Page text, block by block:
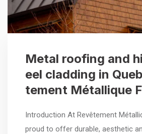
Metal roofing and
eel cladding in
tement Métallique
Introduction At Revêtement
proud to offer durable, aesthetic